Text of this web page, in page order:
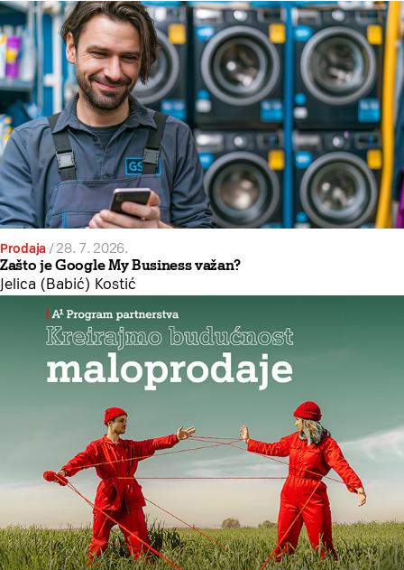
Prodaja /28. 7. 2026.
Zašto je Google My Business važan?
Jelica (Babić) Kostić